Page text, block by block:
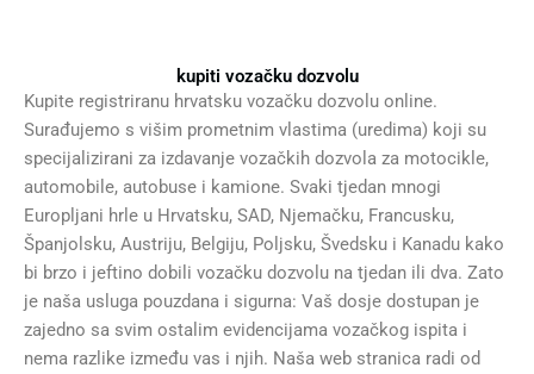
kupiti vozačku dozvolu
Kupite registriranu hrvatsku vozačku dozvolu online.
Surađujemo s višim prometnim vlastima (uredima) koji su
specijalizirani za izdavanje vozačkih dozvola za motocikle,
automobile, autobuse i kamione. Svaki tjedan mnogi
Europljani hrle u Hrvatsku, SAD, Njemačku, Francusku,
Španjolsku, Austriju, Belgiju, Poljsku, Švedsku i Kanadu kako
bi brzo i jeftino dobili vozačku dozvolu na tjedan ili dva. Zato
je naša usluga pouzdana i sigurna: Vaš dosje dostupan je
zajedno sa svim ostalim evidencijama vozačkog ispita i
nema razlike između vas i njih. Naša web stranica radi od